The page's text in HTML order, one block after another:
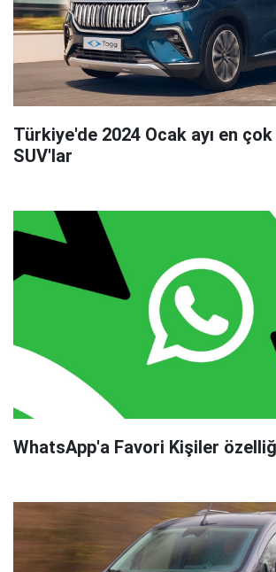
Türkiye'de 2024 Ocak ayı en çok
SUV'lar
WhatsApp'a Favori Kişiler